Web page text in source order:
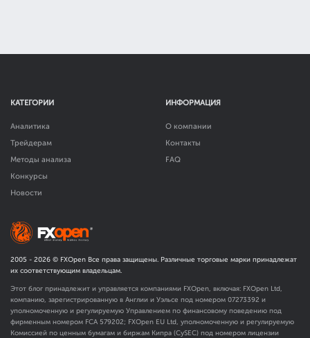
КАТЕГОРИИ
Аналитика
Трейдерам
Методы анализа
Конкурсы
Новости
ИНФОРМАЦИЯ
О компании
Контакты
FAQ
2005 - 2026 © FXOpen Все права защищены. Различные торговые марки принадлежат
их соответствующим владельцам.
Этот блог принадлежит и управляется компаниями FXOpen, включая: FXOpen Ltd,
компанию, зарегистрированную в Англии и Уэльсе под номером 07273392 и
уполномоченную и регулируемую Управлением по финансовому поведению под
фирменным номером FCA 579202; FXOpen EU Ltd, уполномоченную и регулируемую
Комиссией по ценным бумагам и биржам Кипра (CySEC) под номером лицензии